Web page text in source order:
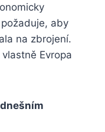
aby
na zbrojení.
Evropa